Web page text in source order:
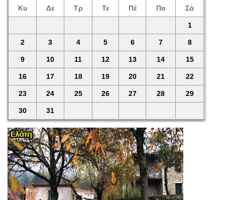
Κυ Δε Τρ Τε Πέ Πα Σά
1
2 3 4 5 6 7 8
9 10 11 12 13 14 15
16 17 18 19 20 21 22
23 24 25 26 27 28 29
30 31